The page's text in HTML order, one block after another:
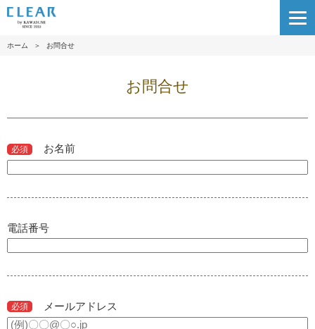
ホーム ＞ お問合せ
お問合せ
必須 お名前
電話番号
必須 メールアドレス